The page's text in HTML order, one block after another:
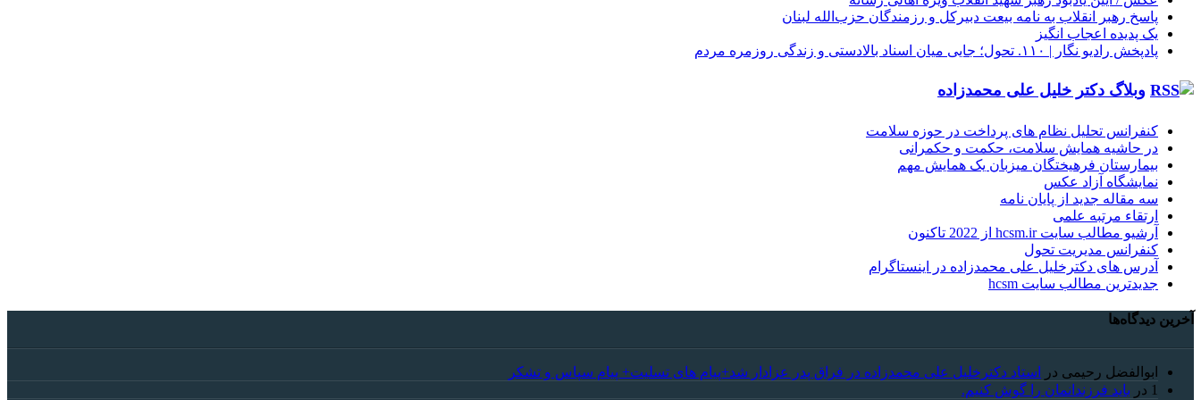
پاسخ رهبر انقلاب به نامه بیعت دبیرکل و رزمندگان حزب‌الله لبنان
یک پدیده اعجاب انگیز
پادپخش رادیو نگار | ۱۱۰. تحول؛ جایی میان اسناد بالادستی و زندگی روزمره مردم
وبلاگ دکتر خلیل علی محمدزاده
کنفرانس تحلیل نظام های پرداخت در حوزه سلامت
در حاشیه همایش سلامت، حکمت و حکمرانی
بیمارستان فرهیختگان میزبان یک همایش مهم
نمایشگاه آزاد عکس
سه مقاله جدید از پایان نامه
ارتقاء مرتبه علمی
آرشیو مطالب سایت hcsm.ir از 2022 تاکنون
کنفرانس مدیریت تحول
آدرس های دکترخلیل علی محمدزاده در اینستاگرام
جدیدترین مطالب سایت hcsm
آخرین دیدگاه‌ها
ابوالفضل رحیمی در
استاد دکترخلیل علی محمدزاده در فراق پدر عزادار شد+پیام های تسلیت+ پیام سپاس و تشکر
1 در باید فرزندانمان را گوش کنیم.